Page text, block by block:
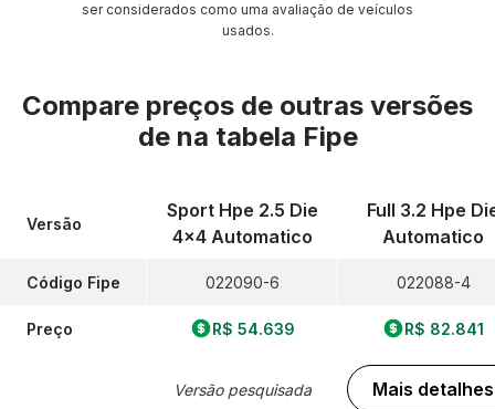
ser considerados como uma avaliação de veículos
usados.
Compare preços de outras versões
de na tabela Fipe
Versão
Código Fipe
Preço
Sport Hpe 2.5 Die
4x4 Automatico
022090-6
R$ 54.639
Versão pesquisada
Full 3.2 Hpe
Automatico
022088-4
R$ 82.841
Mais detalhes